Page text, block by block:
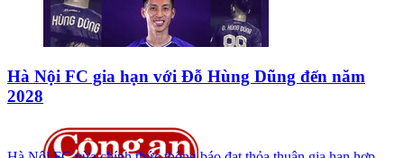
Hà Nội FC gia hạn với Đỗ Hùng Dũng đến năm
2028